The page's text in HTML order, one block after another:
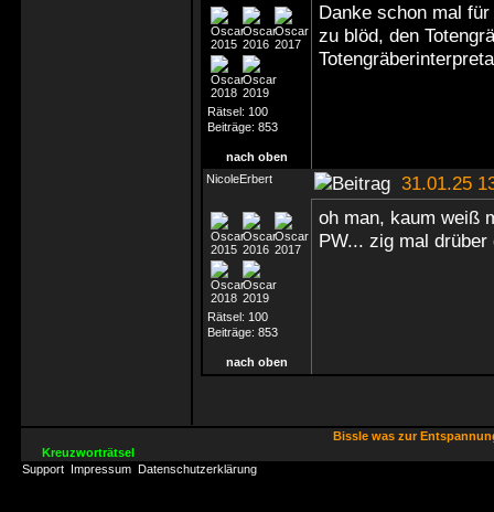
Rätsel: 100
Beiträge: 853
Danke schon mal
zu blöd, den
nach oben
NicoleErbert
31.01.25
Rätsel: 100
Beiträge: 853
oh man, kaum weiß
PW... zig mal
nach oben
Bissle was zur
Kreuzworträtsel
Support Impressum Datenschutzerklärung